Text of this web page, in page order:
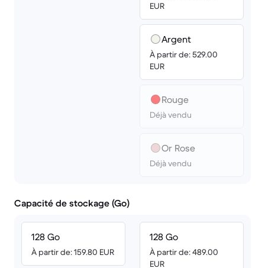
EUR
Argent
À partir de: 529.00
EUR
Rouge
Déjà vendu
Or Rose
Déjà vendu
Capacité de stockage (Go)
128 Go
À partir de: 159.80 EUR
128 Go
À partir de: 489.00
EUR